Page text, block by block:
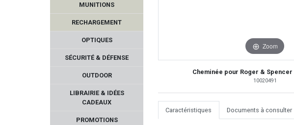
MUNITIONS
RECHARGEMENT
OPTIQUES
SÉCURITÉ & DÉFENSE
OUTDOOR
LIBRAIRIE & IDÉES
CADEAUX
PROMOTIONS
Zoom
Cheminée pour Roger & Spencer
10020491
Caractéristiques Documents à consulter